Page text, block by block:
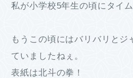
私が小学校5年生の頃にタイ
もうこの頃にはバリバリとジ
ていましたねぇ。
表紙は北斗の拳！